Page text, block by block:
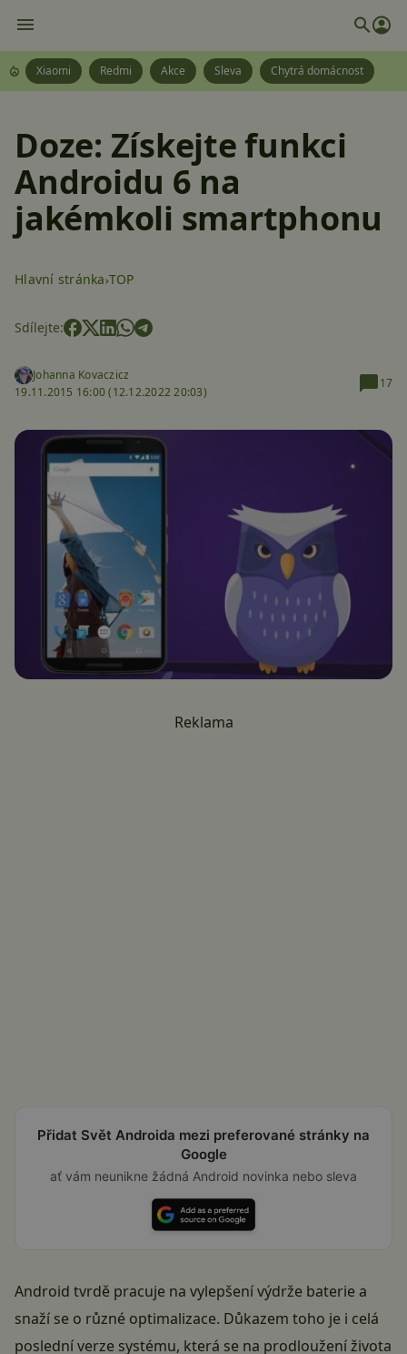
Xiaomi Redmi Akce Sleva Chytrá domácnost
Doze: Získejte funkci
Androidu 6 na
jakémkoli smartphonu
Hlavní stránka TOP
Sdílejte:
Johanna Kovaczicz
19.11.2015 16:00 (12.12.2022 20:03)
17
Reklama
Přidat Svět Androida mezi preferované stránky na
Google
ať vám neunikne žádná Android novinka nebo sleva
Android tvrdě pracuje na vylepšení výdrže baterie a
snaží se o různé optimalizace. Důkazem toho je i celá
poslední verze systému, která se na prodloužení života